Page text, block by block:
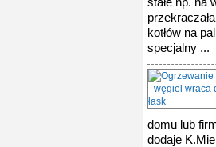
kotłów na
specjalny ...
domu lub
dodaje